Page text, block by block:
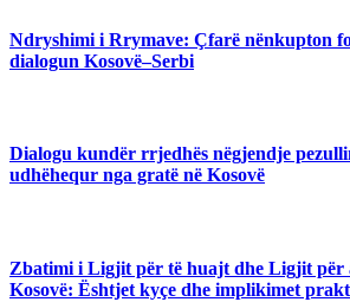
Ndryshimi i Rrymave: Çfarë nënkupton
dialogun Kosovë–Serbi
Dialogu kundër rrjedhës nëgjendje
udhëhequr nga gratë në Kosovë
Zbatimi i Ligjit për të huajt dhe Ligjit për
Kosovë: Ështjet kyçe dhe implikimet